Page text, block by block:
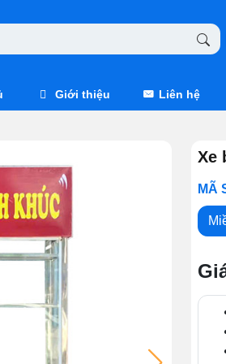
Giới thiệu Liên hệ
Xe
MÃ